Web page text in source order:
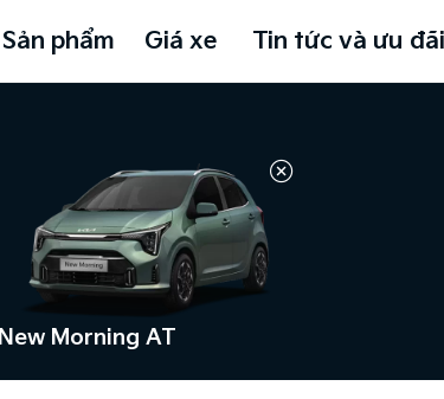
Sản phẩm Giá xe Tin tức và ưu đãi
New Morning AT